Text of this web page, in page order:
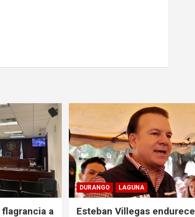
flagrancia a
DURANGO LAGUNA
Esteban Villegas endurece